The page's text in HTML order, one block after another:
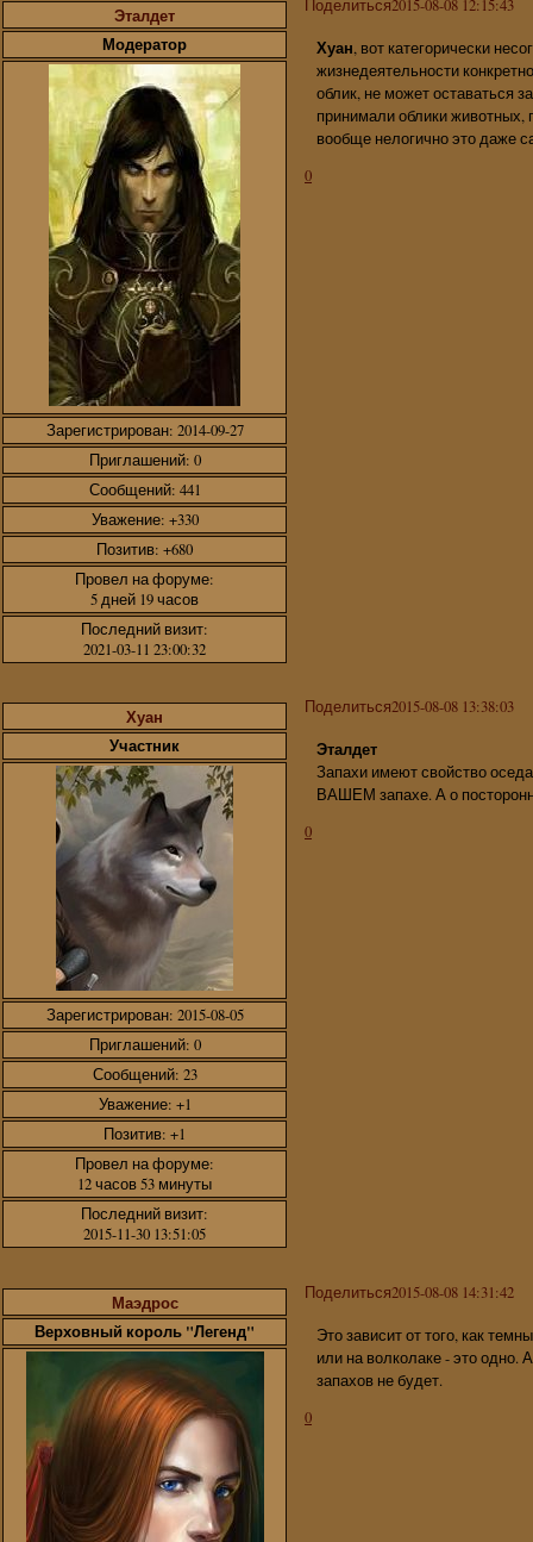
Поделиться2015-08-08 12:15:43
Эталдет
Модератор
Зарегистрирован: 2014-09-27
Приглашений: 0
Сообщений: 441
Уважение: +330
Позитив: +680
Провел на форуме:
5 дней 19 часов
Последний визит:
2021-03-11 23:00:32
Хуан, вот категорически
жизнедеятельности
облик, не может оставаться
принимали облики
вообще нелогично это даже
0
Поделиться2015-08-08 13:38:03
Хуан
Участник
Зарегистрирован: 2015-08-05
Приглашений: 0
Сообщений: 23
Уважение: +1
Позитив: +1
Провел на форуме:
12 часов 53 минуты
Последний визит:
2015-11-30 13:51:05
Эталдет
Запахи имеют свойство
ВАШЕМ запахе. А о
0
Поделиться2015-08-08 14:31:42
Маэдрос
Верховный король "Легенд"
Это зависит от того, как
или на волколаке - это одно.
запахов не будет.
0